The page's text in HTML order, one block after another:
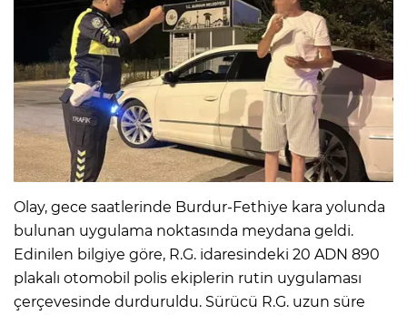
Olay, gece saatlerinde Burdur-Fethiye kara yolunda
bulunan uygulama noktasında meydana geldi.
Edinilen bilgiye göre, R.G. idaresindeki 20 ADN 890
plakalı otomobil polis ekiplerin rutin uygulaması
çerçevesinde durduruldu. Sürücü R.G. uzun süre